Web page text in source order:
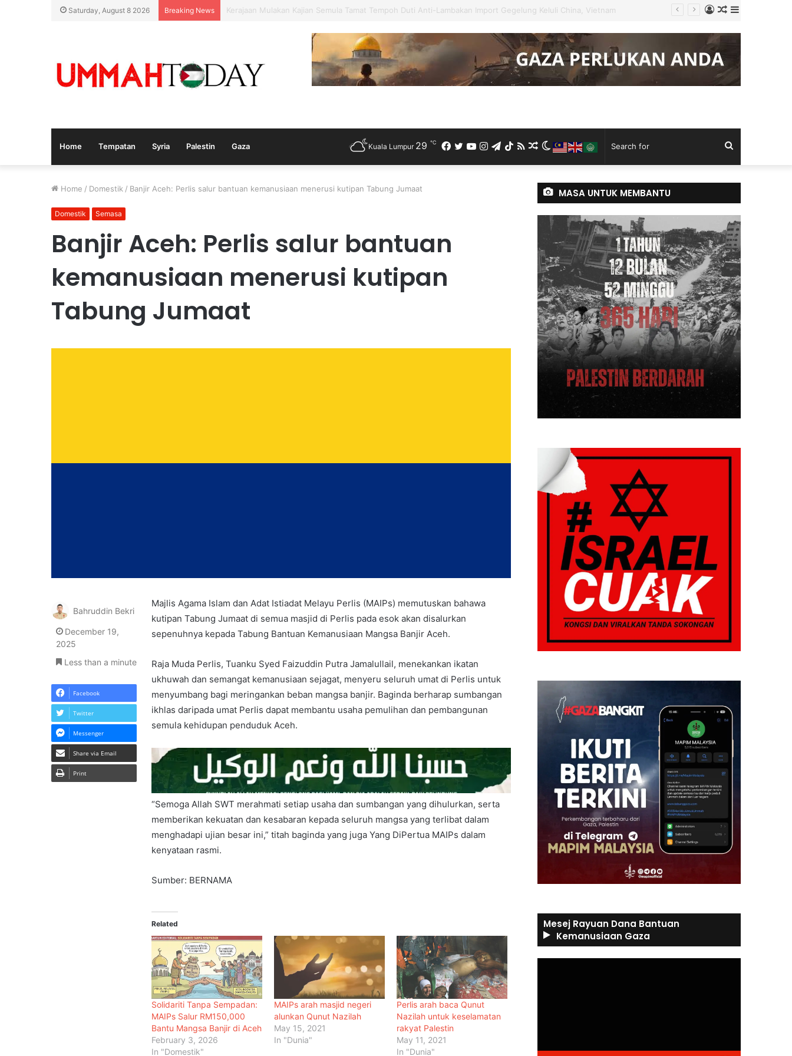
Saturday, August 8 2026 Breaking News Nurul Izzah Bercuti Sementara Jawatan Timbalan Presiden PKR, Saifuddin Pemangku Tugas
Random
Article
Log
In
Home Tempatan Syria Palestin Gaza
for
Switch
skin
Random
Article
RSS
TikTok
Telegram
Instagram
YouTube
Twitter
Facebook
Kuala Lumpur 29 ℃
Home / Domestik / Banjir Aceh: Perlis salur bantuan kemanusiaan menerusi kutipan Tabung Jumaat
Domestik Semasa
Banjir Aceh: Perlis salur bantuan
kemanusiaan menerusi kutipan
Tabung Jumaat
Majlis Agama Islam dan Adat Istiadat Melayu Perlis (MAIPs) memutuskan bahawa
kutipan Tabung Jumaat di semua masjid di Perlis pada esok akan disalurkan
sepenuhnya kepada Tabung Bantuan Kemanusiaan Mangsa Banjir Aceh.
Raja Muda Perlis, Tuanku Syed Faizuddin Putra Jamalullail, menekankan ikatan
ukhuwah dan semangat kemanusiaan sejagat, menyeru seluruh umat di Perlis untuk
menyumbang bagi meringankan beban mangsa banjir. Baginda berharap sumbangan
ikhlas daripada umat Perlis dapat membantu usaha pemulihan dan pembangunan
semula kehidupan penduduk Aceh.
“Semoga Allah SWT merahmati setiap usaha dan sumbangan yang dihulurkan, serta
memberikan kekuatan dan kesabaran kepada seluruh mangsa yang terlibat dalam
menghadapi ujian besar ini,” titah baginda yang juga Yang DiPertua MAIPs dalam
kenyataan rasmi.
Sumber: BERNAMA
Related
Solidariti Tanpa Sempadan:
MAIPs Salur RM150,000
Bantu Mangsa Banjir di Aceh
February 3, 2026
In "Domestik"
MAIPs arah masjid negeri
alunkan Qunut Nazilah
May 15, 2021
In "Dunia"
Perlis arah baca Qunut
Nazilah untuk keselamatan
rakyat Palestin
May 11, 2021
In "Dunia"
Bahruddin Bekri
December 19,
2025
Less than a minute
Facebook
Twitter
Messenger
Share via Email
Print
Malaysia Dipilih Jadi Tuan Rumah
Kongres Farmasi Dunia 2027
MASA UNTUK MEMBANTU
Mesej Rayuan Dana Bantuan
Kemanusiaan Gaza